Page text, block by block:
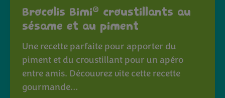
Brocolis Bimi® croustillants au
sésame et au piment
Une recette parfaite pour apporter du
piment et du croustillant pour un apéro
entre amis. Découvrez vite cette recette
gourmande…